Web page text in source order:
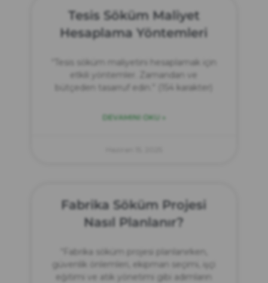
Tesis Söküm Maliyet
Hesaplama Yöntemleri
“Tesis söküm maliyetini hesaplamak için
etkili yöntemler. Zamandan ve
bütçeden tasarruf edin.” (154 karakter)
DEVAMINI OKU »
Fabrika Söküm Projesi
Nasıl Planlanır?
“Fabrika söküm projesi planlanırken,
güvenlik önlemleri, ekipman seçimi, işçi
eğitimi ve atık yönetimi gibi adımların